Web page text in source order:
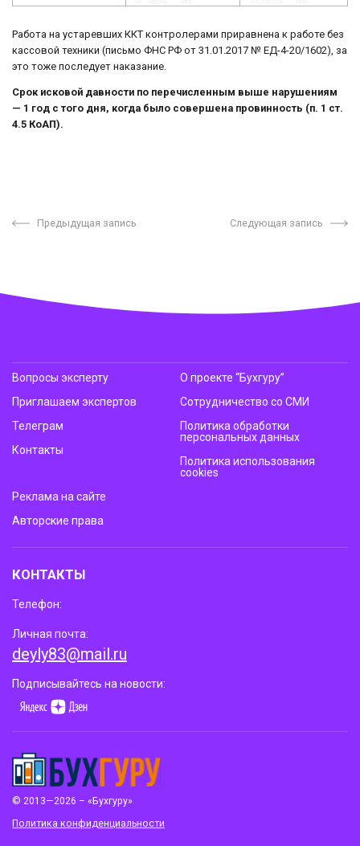
Работа на устаревших ККТ контролерами приравнена к работе без
кассовой техники (письмо ФНС РФ от 31.01.2017 № ЕД-4-20/1602), за
это тоже последует наказание.
Срок исковой давности по перечисленным выше нарушениям
— 1 год с того дня, когда было совершена провинность (п. 1 ст.
4.5 КоАП).
Предыдущая запись Следующая запись
© 2013—2026 – «Бухгуру»
Политика конфиденциальности
Вопросы эксперту
Приглашаем экспертов
Телеграм
Контакты
О проекте “Бухгуру”
Сотрудничество со СМИ
Политика обработки
персональных данных
Политика использования
cookies
Реклама на сайте
Авторские права
КОНТАКТЫ
Телефон:
Личная почта:
deyly83@mail.ru
Подписывайтесь на новости: